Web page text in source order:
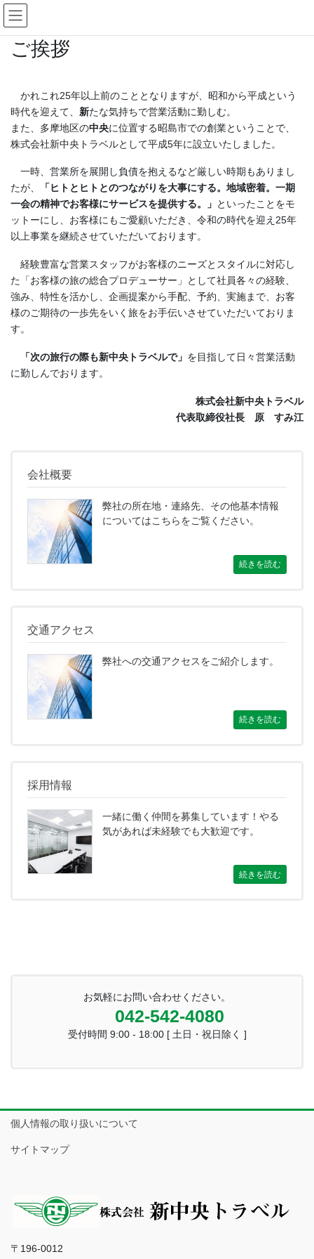
コ
ン
テ
ナ
ビ
ゲ
ご挨拶
かれこれ25年以上前のこととなりますが、昭和から平成という
時代を迎えて、 新たな気持ちで営業活動に勤しむ。
また、多摩地区の中央に位置する昭島市での創業ということで、
株式会社新中央トラベルとして平成5年に設立いたしました。
一時、営業所を展開し負債を抱えるなど厳しい時期もありまし
たが、
「ヒトとヒトとのつながりを大事にする。地域密着。一期
一会の精神でお客様にサービスを提供する。」 といったことをモ
ットーにし、お客様にもご愛顧いただき、令和の時代を迎え25年
以上事業を継続させていただいております。
経験豊富な営業スタッフがお客様のニーズとスタイルに対応し
た「お客様の旅の総合プロデューサー」として社員各々の経験、
強み、特性を活かし、企画提案から手配、予約、実施まで、お客
様のご期待の一歩先をいく旅をお手伝いさせていただいておりま
す。
「次の旅行の際も新中央トラベルで」 を目指して日々営業活動
に勤しんでおります。
株式会社新中央トラベル
代表取締役社長 原 すみ江
会社概要
弊社の所在地・連絡先、その他基本情報
についてはこちらをご覧ください。
続きを読む
交通アクセス
弊社への交通アクセスをご紹介します。
続きを読む
採用情報
一緒に働く仲間を募集しています！やる
気があれば未経験でも大歓迎です。
続きを読む
お気軽にお問い合わせください。
042-542-4080
受付時間 9:00 - 18:00 [ 土日・祝日除く ]
個人情報の取り扱いについて
サイトマップ
〒196-0012